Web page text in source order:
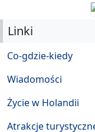
Linki
Co-gdzie-kiedy
Wiadomości
Życie w Holandii
Atrakcje